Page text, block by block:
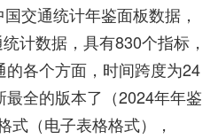
国交通统计年鉴面板数据，
计数据，具有830个指标，
各个方面， 时间跨度为24
全的版本了（2024年年鉴
式（电子表格格式），